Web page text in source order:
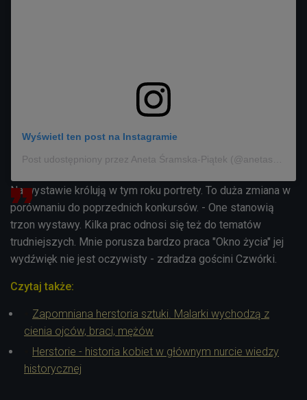
Wyświetl ten post na Instagramie
Na wystawie królują w tym roku portrety. To duża zmiana w
porównaniu do poprzednich konkursów. - One stanowią
trzon wystawy. Kilka prac odnosi się też do tematów
trudniejszych. Mnie porusza bardzo praca "Okno życia" jej
wydźwięk nie jest oczywisty - zdradza gościni Czwórki.
Czytaj także:
Zapomniana herstoria sztuki. Malarki wychodzą z
cienia ojców, braci, mężów
Herstorie - historia kobiet w głównym nurcie wiedzy
historycznej